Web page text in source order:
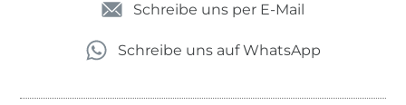
Schreibe uns per E-Mail
Schreibe uns auf WhatsApp